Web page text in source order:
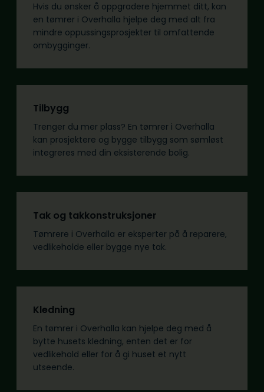
Hvis du ønsker å oppgradere hjemmet ditt, kan
en tømrer i Overhalla hjelpe deg med alt fra
mindre oppussingsprosjekter til omfattende
ombygginger.
Tilbygg
Trenger du mer plass? En tømrer i Overhalla
kan prosjektere og bygge tilbygg som sømløst
integreres med din eksisterende bolig.
Tak og takkonstruksjoner
Tømrere i Overhalla er eksperter på å reparere,
vedlikeholde eller bygge nye tak.
Kledning
En tømrer i Overhalla kan hjelpe deg med å
bytte husets kledning, enten det er for
vedlikehold eller for å gi huset et nytt
utseende.